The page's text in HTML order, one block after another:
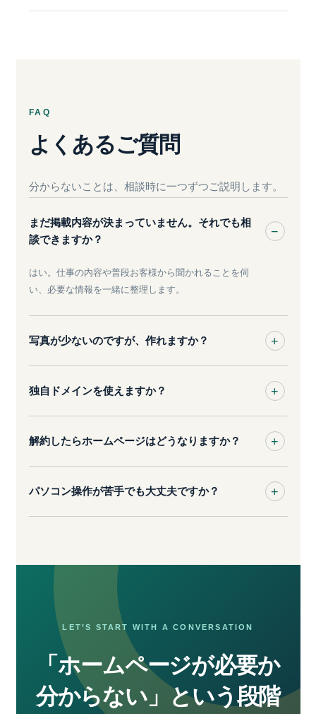
FAQ
よくあるご質問
分からないことは、相談時に一つずつご説明します。
まだ掲載内容が決まっていません。それでも相
談できますか？
はい。仕事の内容や普段お客様から聞かれることを伺
い、必要な情報を一緒に整理します。
写真が少ないのですが、作れますか？
独自ドメインを使えますか？
解約したらホームページはどうなりますか？
パソコン操作が苦手でも大丈夫ですか？
LET’S START WITH A CONVERSATION
「ホームページが必要か
分からない」 という段階